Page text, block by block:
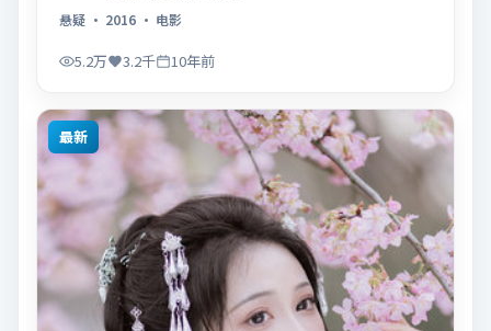
悬疑 · 2016 · 电影
5.2万 3.2千 10年前
最新